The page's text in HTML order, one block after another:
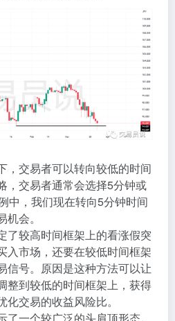
，交易者可以转向较低的时间
，交易者通常会选择5分钟或
中，我们现在转向5分钟时间
会。
了较高时间框架上的看涨假突
入市场，还要在较低时间框架
信号。原因是这种方法可以让
整到较低的时间框架上，获得
交易的收益风险比。